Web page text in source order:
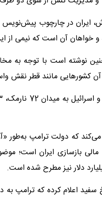
خواهان آن است که نیمی از
نوشته است با توجه به
مانند قطر نقش
که دولت ترامپ به‌طور
بازسازی ایران است؛
اعلام کرده که ترامپ به